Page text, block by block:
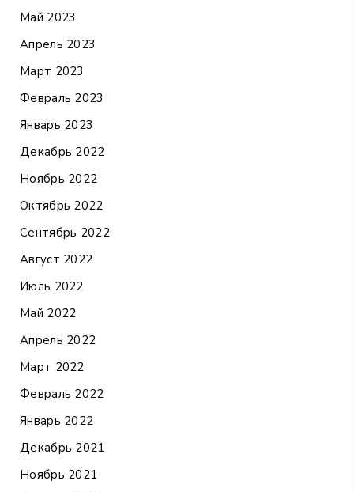
Май 2023
Апрель 2023
Март 2023
Февраль 2023
Январь 2023
Декабрь 2022
Ноябрь 2022
Октябрь 2022
Сентябрь 2022
Август 2022
Июль 2022
Май 2022
Апрель 2022
Март 2022
Февраль 2022
Январь 2022
Декабрь 2021
Ноябрь 2021